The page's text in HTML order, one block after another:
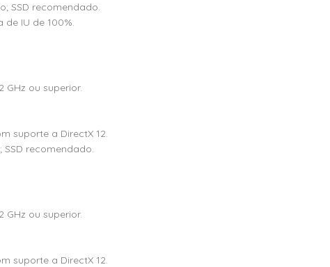
SSD recomendado.
IU de 100%.
GHz ou superior.
suporte a DirectX 12.
recomendado.
GHz ou superior.
suporte a DirectX 12.